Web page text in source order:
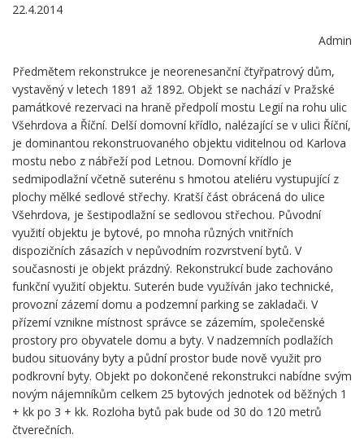
22.4.2014
Admin
Předmětem rekonstrukce je neorenesanční čtyřpatrový dům,
vystavěný v letech 1891 až 1892. Objekt se nachází v Pražské
památkové rezervaci na hraně předpolí mostu Legií na rohu ulic
Všehrdova a Říční. Delší domovní křídlo, nalézající se v ulici Říční,
je dominantou rekonstruovaného objektu viditelnou od Karlova
mostu nebo z nábřeží pod Letnou. Domovní křídlo je
sedmipodlažní včetně suterénu s hmotou ateliéru vystupující z
plochy mělké sedlové střechy. Kratší část obrácená do ulice
Všehrdova, je šestipodlažní se sedlovou střechou. Původní
využití objektu je bytové, po mnoha různých vnitřních
dispozičních zásazích v nepůvodním rozvrstvení bytů. V
současnosti je objekt prázdný. Rekonstrukcí bude zachováno
funkční využití objektu. Suterén bude využíván jako technické,
provozní zázemí domu a podzemní parking se zakladači. V
přízemí vznikne místnost správce se zázemím, společenské
prostory pro obyvatele domu a byty. V nadzemních podlažích
budou situovány byty a půdní prostor bude nově využit pro
podkrovní byty. Objekt po dokončené rekonstrukci nabídne svým
novým nájemníkům celkem 25 bytových jednotek od běžných 1
+ kk po 3 + kk. Rozloha bytů pak bude od 30 do 120 metrů
čtverečních.